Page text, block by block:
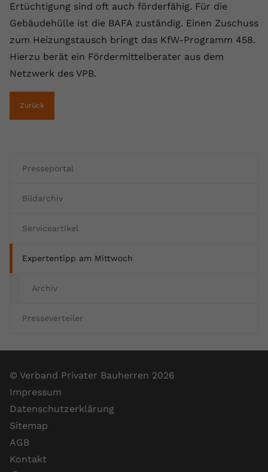
Presseportal
Bildarchiv
Serviceartikel
Expertentipp am Mittwoch
Archiv
Presseverteiler
Ertüchtigung sind oft auch förderfähig. Für die
Gebäudehülle ist die BAFA zuständig. Einen Zuschuss
zum Heizungstausch bringt das KfW-Programm 458.
Hierzu berät ein Fördermittelberater aus dem
Netzwerk des VPB.
Zurück
© Verband Privater Bauherren 2026
Impressum
Datenschutzerklärung
Sitemap
AGB
Kontakt